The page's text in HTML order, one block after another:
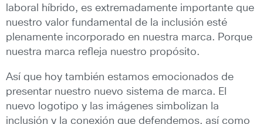
laboral híbrido, es extremadamente importante que
nuestro valor fundamental de la inclusión esté
plenamente incorporado en nuestra marca. Porque
nuestra marca refleja nuestro propósito.
Así que hoy también estamos emocionados de
presentar nuestro nuevo sistema de marca. El
nuevo logotipo y las imágenes simbolizan la
inclusión y la conexión que defendemos, así como